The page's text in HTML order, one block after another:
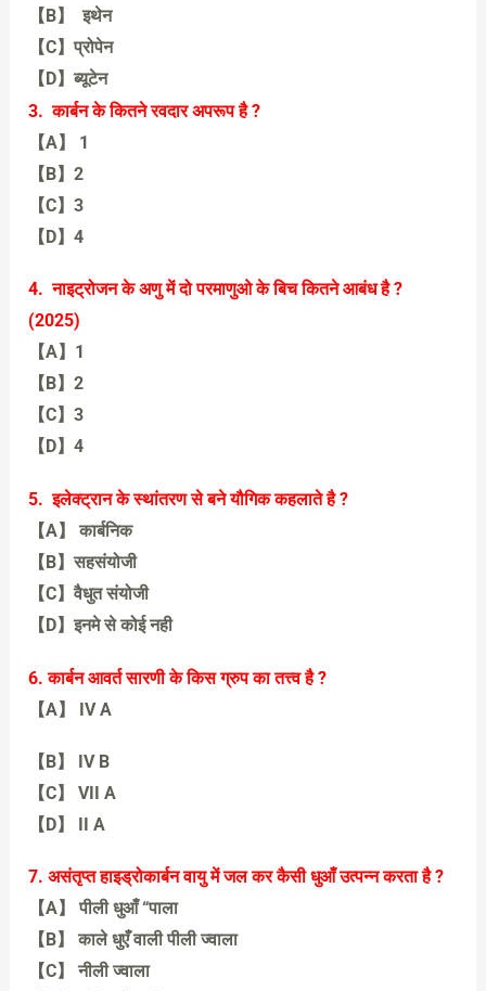
【B】 इथेन
【C】प्रोपेन
【D】ब्यूटेन
【A】 मिथेन
3. कार्बन के कितने रवदार अपरूप है ?
【A】 1
【B】2
【C】3
【D】4
【C】3
4. नाइट्रोजन के अणु में दो परमाणुओ के बिच कितने आबंध है ?
(2025)
【A】1
【B】2
【C】3
【D】4
【C】3
5. इलेक्ट्रान के स्थांतरण से बने यौगिक कहलाते है ?
【A】 कार्बनिक
【B】सहसंयोजी
【C】वैधुत संयोजी
【D】इनमे से कोई नही
【C】वैधुत संयोजी
6. कार्बन आवर्त सारणी के किस ग्रुप का तत्त्व है ?
【A】 IV A
【B】 IV B
【C】 VII A
【D】 II A
【A】 IV A
7. असंतृप्त हाइड्रोकार्बन वायु में जल कर कैसी धुआँ उत्पन्न करता है ?
【A】 पीली धुआँ “पाला
【B】 काले धुएँ वाली पीली ज्वाला
【C】 नीली ज्वाला